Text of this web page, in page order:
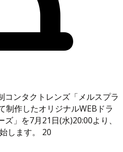
コンタクトレンズ「メルスプラ
制作したオリジナルWEBドラ
」を7月21日(水)20:00より、
します。 20